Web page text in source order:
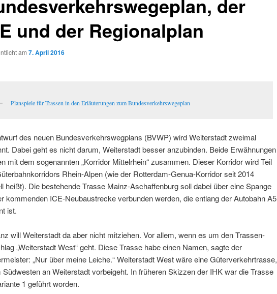
der
und der Regionalplan
am 7. April 2016
Planspiele für Trassen in den Erläuterungen zum Bundesverkehrswegeplan
des neuen Bundesverkehrswegplans (BVWP) wird Weiterstadt zweimal
Dabei geht es nicht darum, Weiterstadt besser anzubinden. Beide Erwähnungen
mit dem sogenannten „Korridor Mittelrhein“ zusammen. Dieser Korridor wird Teil
Rhein-Alpen (wie der Rotterdam-Genua-Korridor seit 2014
heißt). Die bestehende Trasse Mainz-Aschaffenburg soll dabei über eine Spange
kommenden ICE-Neubaustrecke verbunden werden, die entlang der Autobahn A5
ist.
will Weiterstadt da aber nicht mitziehen. Vor allem, wenn es um den Trassen-
„Weiterstadt West“ geht. Diese Trasse habe einen Namen, sagte der
„Nur über meine Leiche.“ Weiterstadt West wäre eine Güterverkehrtrasse,
Südwesten an Weiterstadt vorbeigeht. In früheren Skizzen der IHK war die Trasse
1 geführt worden.